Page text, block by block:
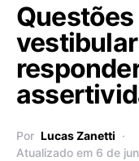
Por Lucas Zanetti
Atualizado em 6 de